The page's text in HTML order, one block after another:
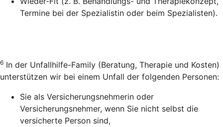
Termine bei der Spezialistin oder beim Spezialisten).
6 In der Unfallhilfe-Family (Beratung, Therapie und Kosten)
unterstützen wir bei einem Unfall der folgenden Personen:
Sie als Versicherungsnehmerin oder
Versicherungsnehmer, wenn Sie nicht selbst die
versicherte Person sind,